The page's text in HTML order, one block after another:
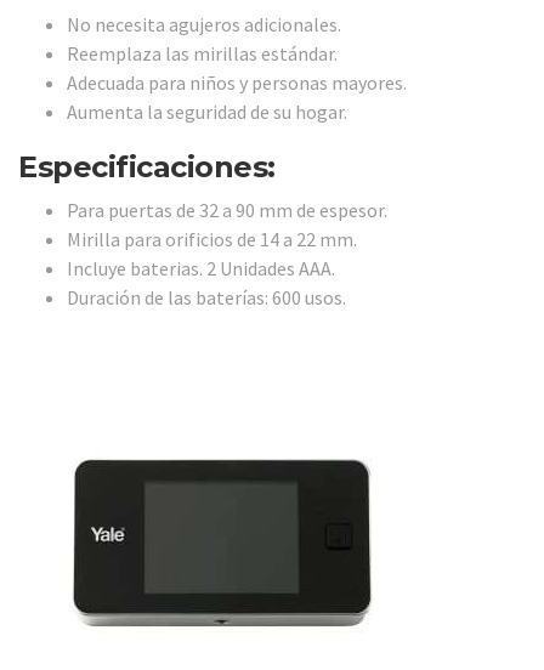
No necesita agujeros adicionales.
Reemplaza las mirillas estándar.
Adecuada para niños y personas mayores.
Aumenta la seguridad de su hogar.
Especificaciones:
Para puertas de 32 a 90 mm de espesor.
Mirilla para orificios de 14 a 22 mm.
Incluye baterias. 2 Unidades AAA.
Duración de las baterías: 600 usos.